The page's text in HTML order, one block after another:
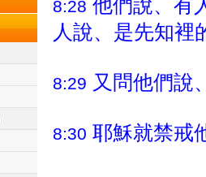
8:28 他們說、有
人說、是先知裡
8:29 又問他們說
8:30 耶穌就禁戒